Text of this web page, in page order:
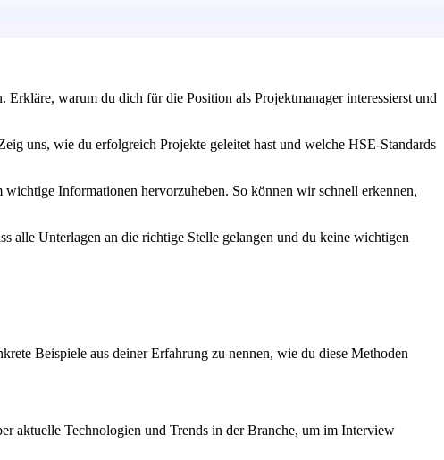
warum du dich für die Position als Projektmanager interessierst und
uns, wie du erfolgreich Projekte geleitet hast und welche HSE-Standards
Informationen hervorzuheben. So können wir schnell erkennen,
alle Unterlagen an die richtige Stelle gelangen und du keine wichtigen
Beispiele aus deiner Erfahrung zu nennen, wie du diese Methoden
aktuelle Technologien und Trends in der Branche, um im Interview